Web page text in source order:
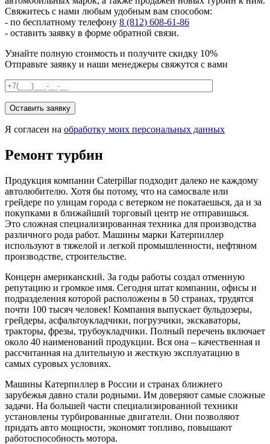
Свяжитесь с нами любым удобным вам способом:
- по бесплатному телефону 8 (812) 608-61-86
- оставить заявку в форме обратной связи.
Узнайте полную стоимость и получите скидку 10%
Отправьте заявку и наши менеджеры свяжутся с вами
Я согласен на обработку моих персональных данных
Ремонт турбин
Продукция компании Caterpillar подходит далеко не каждому
автолюбителю. Хотя бы потому, что на самосвале или
грейдере по улицам города с ветерком не покатаешься, да и за
покупками в ближайший торговый центр не отправишься.
Это сложная специализированная техника для производства
различного рода работ. Машины марки Катерпиллер
используют в тяжелой и легкой промышленности, нефтяном
производстве, строительстве.
Концерн американский. За годы работы создал отменную
репутацию и громкое имя. Сегодня штат компании, офисы и
подразделения которой расположены в 50 странах, трудятся
почти 100 тысяч человек! Компания выпускает бульдозеры,
грейдеры, асфальтоукладчики, погрузчики, экскаваторы,
тракторы, фрезы, трубоукладчики. Полный перечень включает
около 40 наименований продукции. Вся она – качественная и
рассчитанная на длительную и жесткую эксплуатацию в
самых суровых условиях.
Машины Катерпиллер в России и странах ближнего
зарубежья давно стали родными. Им доверяют самые сложные
задачи. На большей части специализированной техники
установлены турбированные двигатели. Они позволяют
придать авто мощности, экономят топливо, повышают
работоспособность мотора.